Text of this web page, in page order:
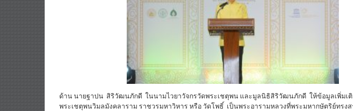
ด้าน นายฐาปน สิริวัฒนภักดี ในนามไวยาวัจกรวัดพระเชตุพน และมูลนิธิสิริวัฒนภักดี ให้ข้อมูลเพิ่มเติ
พระเชตุพนวิมลมังคลาราม ราชวรมหาวิหาร หรือ วัดโพธิ์ เป็นพระอารามหลวงที่พระมหากษัตริย์ทรงส